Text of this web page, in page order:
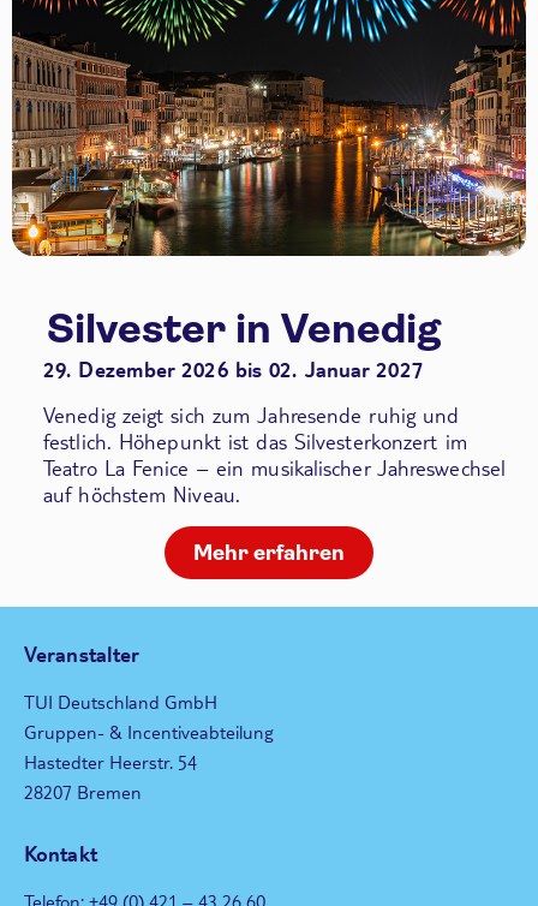
Silvester in Venedig
29. Dezember 2026 bis 02. Januar 2027
Venedig zeigt sich zum Jahresende ruhig und
festlich. Höhepunkt ist das Silvesterkonzert im
Teatro La Fenice – ein musikalischer Jahreswechsel
auf höchstem Niveau.
Mehr erfahren
Veranstalter
TUI Deutschland GmbH
Gruppen- & Incentiveabteilung
Hastedter Heerstr. 54
28207 Bremen
Kontakt
Telefon: +49 (0) 421 – 43 26 60